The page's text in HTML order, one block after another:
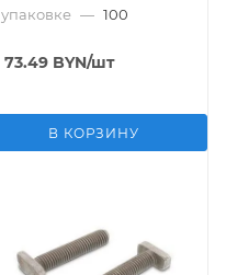
упаковке — 100
73.49 BYN/шт
В КОРЗИНУ